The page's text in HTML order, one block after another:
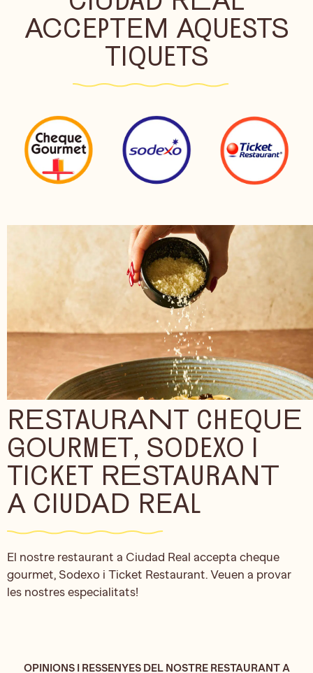
ACCEPTEM AQUESTS
TIQUETS
RESTAURANT CHEQUE
GOURMET, SODEXO I
TICKET RESTAURANT
A CIUDAD REAL
El nostre restaurant a Ciudad Real accepta cheque
gourmet, Sodexo i Ticket Restaurant. Veuen a provar
les nostres especialitats!
OPINIONS I RESSENYES DEL NOSTRE RESTAURANT A